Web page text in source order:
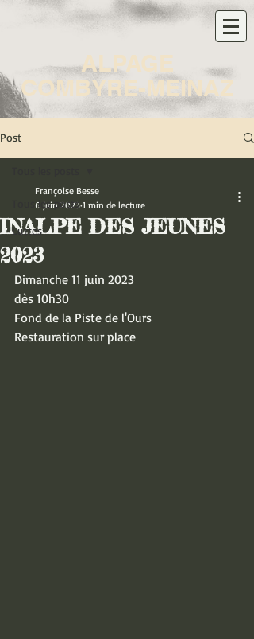
ALPAGE
COMBYRE-MEINAZ
Post
Tous les posts
Luttes
INALPE DES JEUNES
2023
Françoise Besse
6 juin 2023 1 min de lecture
Dimanche 11 juin 2023
dès 10h30
Fond de la Piste de l'Ours
Restauration sur place